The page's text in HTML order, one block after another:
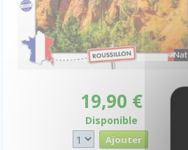
19,90 €
Disponible